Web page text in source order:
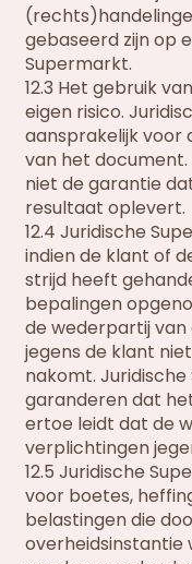
gebaseerd zijn op
Supermarkt.
12.3 Het gebruik
eigen risico.
aansprakelijk voor
van het
niet de garantie
resultaat oplevert.
12.4 Juridische
indien de klant of
strijd heeft
bepalingen
de wederpartij
jegens de klant
nakomt.
garanderen dat
ertoe leidt dat de
verplichtingen
12.5 Juridische
voor boetes,
belastingen die
overheidsinstantie